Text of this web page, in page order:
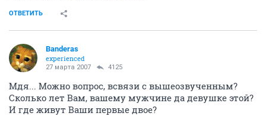
ОТВЕТИТЬ
Banderas
experienced
27 марта 2007 4125
Мдя... Можно вопрос, всвязи с вышеозвученным?
Сколько лет Вам, вашему мужчине да девушке этой?
И где живут Ваши первые двое?